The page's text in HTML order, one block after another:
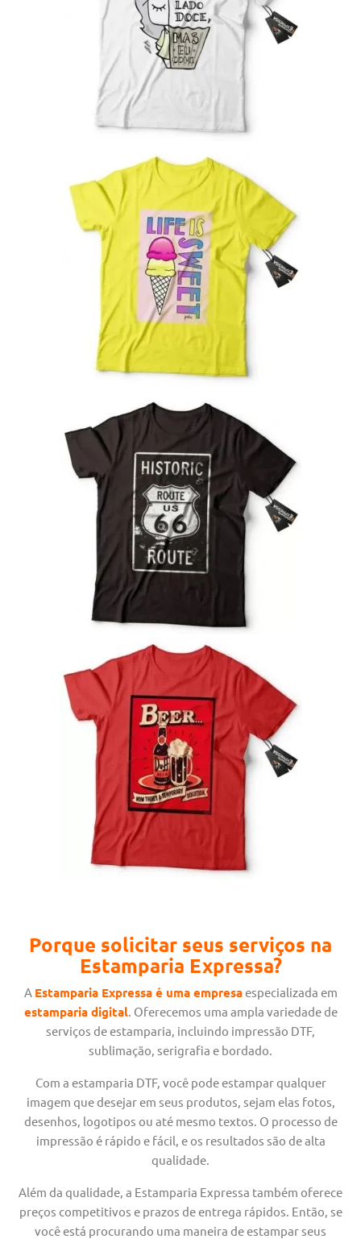
Porque solicitar seus serviços na
Estamparia Expressa?
A Estamparia Expressa é uma empresaespecializada em
estamparia digital. Oferecemos uma ampla variedade de
serviços de estamparia, incluindo impressão DTF,
sublimação, serigrafia e bordado.
Com a estamparia DTF, você pode estampar qualquer
imagem que desejar em seus produtos, sejam elas fotos,
desenhos, logotipos ou até mesmo textos. O processo de
impressão é rápido e fácil, e os resultados são de alta
qualidade.
Além da qualidade, a Estamparia Expressa também oferece
preços competitivos e prazos de entrega rápidos. Então, se
você está procurando uma maneira de estampar seus